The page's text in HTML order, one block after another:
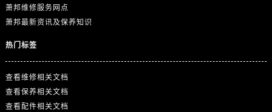
山东省威海市环翠区新威海路89号振华商厦一楼名表维修萧邦售后服务中心（需提前预约）
萧邦维修服务网点
萧邦最新资讯及保养知识
热门标签
查看维修相关文档
查看保养相关文档
查看配件相关文档